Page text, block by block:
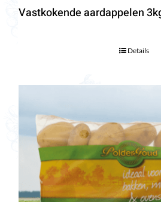
Vastkokende aardappelen
Details